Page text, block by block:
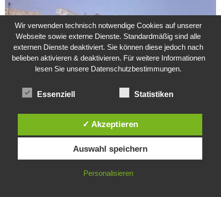
Hartz 4 – Der Staat im Staat
Diese Website verwendet Cookies. Durch die weitere Nutzung dieser
Website stimmst du der Verwendung von Cookies zu.
IN ORDNUNG
Wir verwenden technisch notwendige Cookies auf unserer
Webseite sowie externe Dienste. Standardmäßig sind alle
externen Dienste deaktiviert. Sie können diese jedoch nach
belieben aktivieren & deaktivieren. Für weitere Informationen
lesen Sie unsere Datenschutzbestimmungen.
Essenziell Statistiken
✓ Akzeptieren
Auswahl speichern
Personalisieren